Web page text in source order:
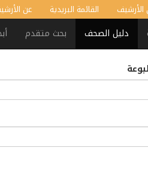
القائمة البريدية عن
دليل الصحف بحث متقدم